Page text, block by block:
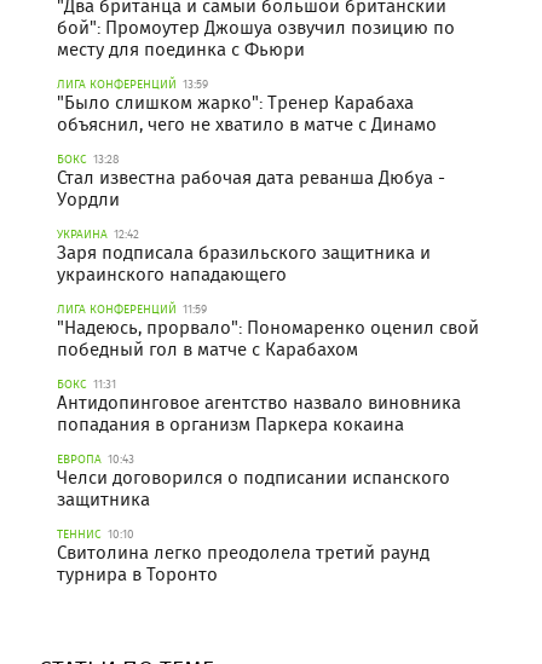
"Два британца и самый большой британский
бой": Промоутер Джошуа озвучил позицию по
месту для поединка с Фьюри
ЛИГА КОНФЕРЕНЦИЙ 13:59
"Было слишком жарко": Тренер Карабаха
объяснил, чего не хватило в матче с Динамо
БОКС 13:28
Стал известна рабочая дата реванша Дюбуа -
Уордли
УКРАИНА 12:42
Заря подписала бразильского защитника и
украинского нападающего
ЛИГА КОНФЕРЕНЦИЙ 11:59
"Надеюсь, прорвало": Пономаренко оценил свой
победный гол в матче с Карабахом
БОКС 11:31
Антидопинговое агентство назвало виновника
попадания в организм Паркера кокаина
ЕВРОПА 10:43
Челси договорился о подписании испанского
защитника
ТЕННИС 10:10
Свитолина легко преодолела третий раунд
турнира в Торонто